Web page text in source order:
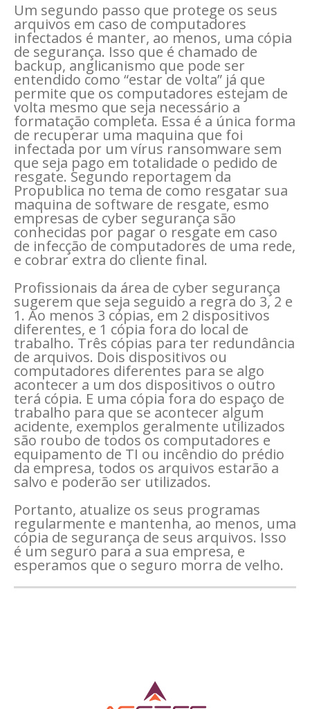
Um segundo passo que protege os seus
arquivos em caso de computadores
infectados é manter, ao menos, uma cópia
de segurança. Isso que é chamado de
backup, anglicanismo que pode ser
entendido como “estar de volta” já que
permite que os computadores estejam de
volta mesmo que seja necessário a
formatação completa. Essa é a única forma
de recuperar uma maquina que foi
infectada por um vírus ransomware sem
que seja pago em totalidade o pedido de
resgate. Segundo reportagem da
Propublica no tema de como resgatar sua
maquina de software de resgate, esmo
empresas de cyber segurança são
conhecidas por pagar o resgate em caso
de infecção de computadores de uma rede,
e cobrar extra do cliente final.
Profissionais da área de cyber segurança
sugerem que seja seguido a regra do 3, 2 e
1. Ao menos 3 cópias, em 2 dispositivos
diferentes, e 1 cópia fora do local de
trabalho. Três cópias para ter redundância
de arquivos. Dois dispositivos ou
computadores diferentes para se algo
acontecer a um dos dispositivos o outro
terá cópia. E uma cópia fora do espaço de
trabalho para que se acontecer algum
acidente, exemplos geralmente utilizados
são roubo de todos os computadores e
equipamento de TI ou incêndio do prédio
da empresa, todos os arquivos estarão a
salvo e poderão ser utilizados.
Portanto, atualize os seus programas
regularmente e mantenha, ao menos, uma
cópia de segurança de seus arquivos. Isso
é um seguro para a sua empresa, e
esperamos que o seguro morra de velho.